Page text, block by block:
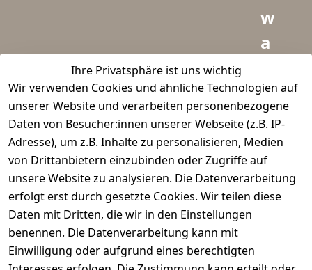
Ihre Privatsphäre ist uns wichtig
Wir verwenden Cookies und ähnliche Technologien auf
unserer Website und verarbeiten personenbezogene
Daten von Besucher:innen unserer Webseite (z.B. IP-
Adresse), um z.B. Inhalte zu personalisieren, Medien
von Drittanbietern einzubinden oder Zugriffe auf
unsere Website zu analysieren. Die Datenverarbeitung
erfolgt erst durch gesetzte Cookies. Wir teilen diese
Daten mit Dritten, die wir in den Einstellungen
benennen. Die Datenverarbeitung kann mit
Einwilligung oder aufgrund eines berechtigten
w
a
d
m
e
i
s